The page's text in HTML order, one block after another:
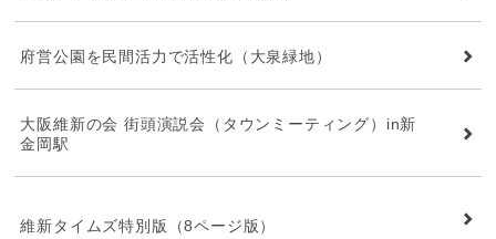
府営公園を民間活力で活性化（大泉緑地）
大阪維新の会 街頭演説会（タウンミーティング）in新
金岡駅
維新タイムズ特別版（8ページ版）